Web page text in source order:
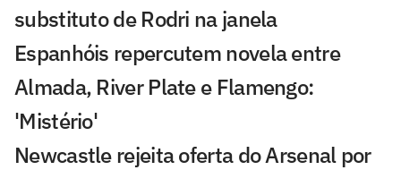
substituto de Rodri na janela
Espanhóis repercutem novela entre
Almada, River Plate e Flamengo:
'Mistério'
Newcastle rejeita oferta do Arsenal por